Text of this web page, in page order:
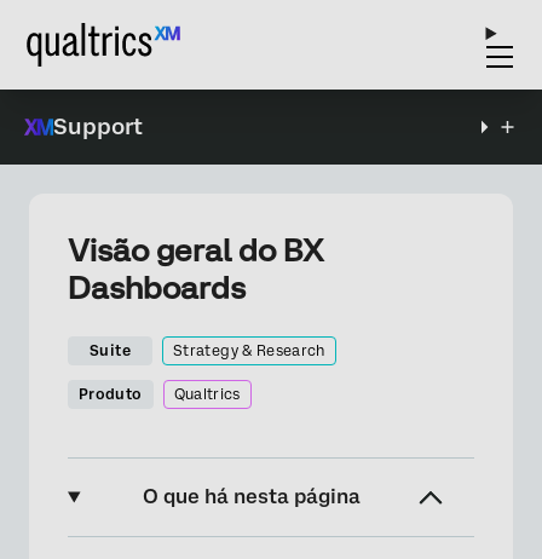
Support
Visão geral do BX
Dashboards
Suite Strategy & Research
Produto Qualtrics
O que há nesta página